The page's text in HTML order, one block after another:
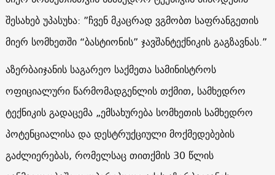
შესახებ უპასუხა: ”ჩვენ მკაცრად ვგმობთ საფრანგეთის
მიერ სომხეთში “ბასტიონის” ჯავშანტექნიკის გაგზავნას.”
აზერბაიჯანის საგარეო საქმეთა სამინისტროს
ოფიციალური წარმომადგენლის თქმით, სამხედრო
ტექნიკის გადაცემა „ემსახურება სომხეთის სამხედრო
პოტენციალისა და დესტრუქციული მოქმედებების
გაძლიერებას, რომელსაც თითქმის 30 წლის